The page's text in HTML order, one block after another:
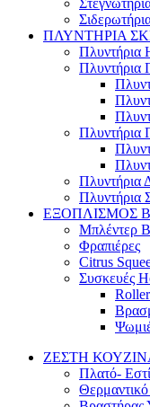
ΠΛΥΝΤΗΡΙΑ
Πλυντήρια
Πλυντήρια
Πλυντήρια
Πλυντήρια
Πλυντήρια
ΕΞΟΠΛΙΣΜΟΣ
Μπλέντερ
Φραπιέρες
Citrus
Συσκευές
Roller
ΖΕΣΤΗ
Πλατό-